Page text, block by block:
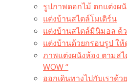
รูปภาพดอกไม้ ตกแต่งผ
แต่งบ้านสไตล์โมเดิร์น
แต่งบ้านสไตล์มินิมอล ด้
แต่งบ้านด้วยกรอบรูป ใ
ภาพแต่งผนังห้อง ตามส
WOW “
ออกเดินทางไปกับเราด้ว